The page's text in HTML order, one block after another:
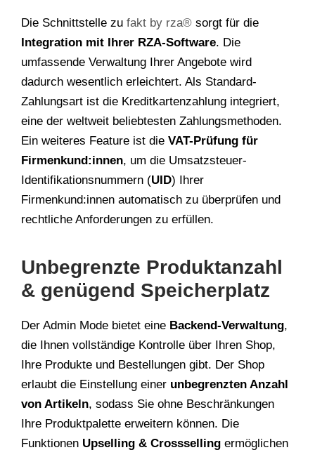
Die Schnittstelle zu fakt by rza® sorgt für die
Integration mit Ihrer RZA-Software. Die
umfassende Verwaltung Ihrer Angebote wird
dadurch wesentlich erleichtert. Als Standard-
Zahlungsart ist die Kreditkartenzahlung integriert,
eine der weltweit beliebtesten Zahlungsmethoden.
Ein weiteres Feature ist die VAT-Prüfung für
Firmenkund:innen, um die Umsatzsteuer-
Identifikationsnummern (UID) Ihrer
Firmenkund:innen automatisch zu überprüfen und
rechtliche Anforderungen zu erfüllen.
Unbegrenzte Produktanzahl
& genügend Speicherplatz
Der Admin Mode bietet eine Backend-Verwaltung,
die Ihnen vollständige Kontrolle über Ihren Shop,
Ihre Produkte und Bestellungen gibt. Der Shop
erlaubt die Einstellung einer unbegrenzten Anzahl
von Artikeln, sodass Sie ohne Beschränkungen
Ihre Produktpalette erweitern können. Die
Funktionen Upselling & Crossselling ermöglichen